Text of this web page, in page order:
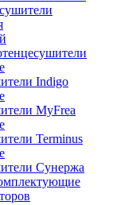
Indigo
MyFrea
Terminus
Сунержа